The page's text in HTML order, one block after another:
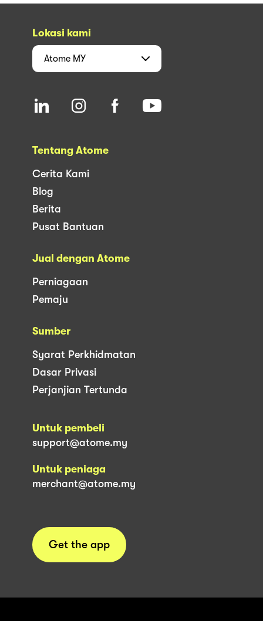
Lokasi kami
Atome MY
Tentang Atome
Cerita Kami
Blog
Berita
Pusat Bantuan
Jual dengan Atome
Perniagaan
Pemaju
Sumber
Syarat Perkhidmatan
Dasar Privasi
Perjanjian Tertunda
Untuk pembeli
support@atome.my
Untuk peniaga
merchant@atome.my
Get the app